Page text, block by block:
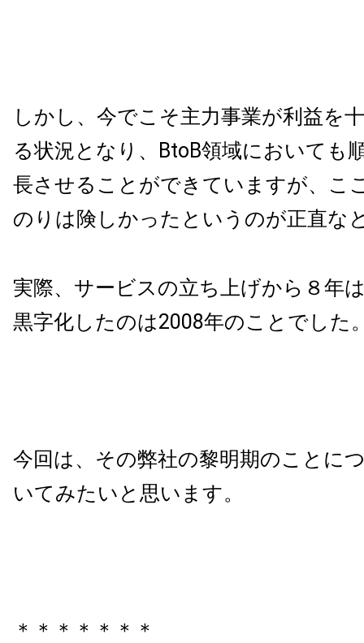
しかし、今でこそ主力事業が利益を
る状況となり、
BtoB領域においても
長させることができていますが、こ
のりは険しかったというのが正直な
実際、サービスの立ち上げから８年
黒字化したのは2008年のことでした
今回は、その弊社の黎明期のことに
いてみたいと思います。
＊＊＊＊＊＊＊